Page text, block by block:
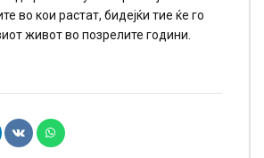
во кои растат, бидејќи тие ќе го
живот во позрелите години.